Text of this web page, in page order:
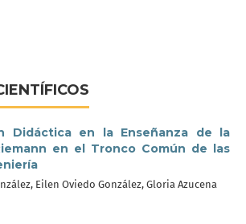
Didáctica en la Enseñanza de la
en el Tronco Común de las
Eilen Oviedo González, Gloria Azucena